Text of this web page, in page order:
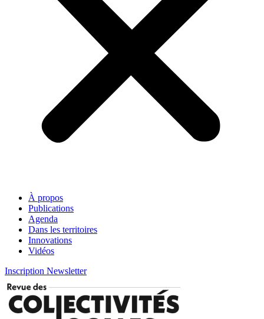
À propos
Publications
Agenda
Dans les territoires
Innovations
Vidéos
Inscription Newsletter